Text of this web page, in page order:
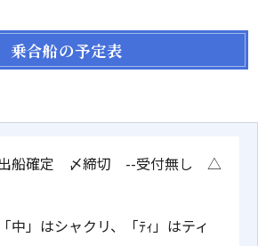
乗合船の予定表
船確定 〆締切 --受付無し △
中」はシャクリ、「ﾃｨ」はティ